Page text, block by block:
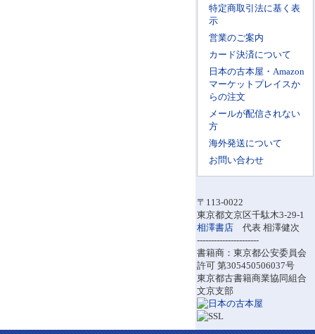
特定商取引法に基く表
示
営業のご案内
カード決済について
日本の古本屋・Amazon
マーケットプレイスか
らの注文
メールが配信されない
方
海外発送について
お問い合わせ
〒113-0022
東京都文京区千駄木3-29-1
相澤書店 代表 相澤健次
----------------------
書籍商：東京都公安委員会
許可 第305450506037号
東京都古書籍商業協同組合
文京支部